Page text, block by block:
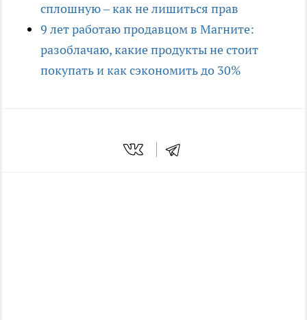
сплошную – как не лишиться прав
9 лет работаю продавцом в Магните:
разоблачаю, какие продукты не стоит
покупать и как сэкономить до 30%